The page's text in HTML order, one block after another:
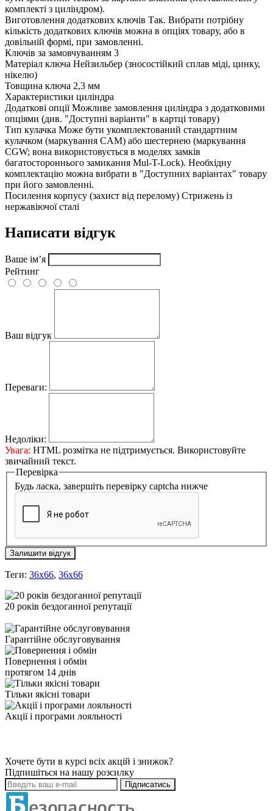
комплекті з циліндром).
Виготовлення додаткових ключів Так. Вибрати потрібну
кількість додаткових ключів можна в опціях товару, або в
довільній формі, при замовленні.
Ключів за замовчуванням 3
Матеріал ключа Нейзильбер (зносостійкий сплав міді, цинку,
нікелю)
Товщина ключа 2,3 мм
Характеристики циліндра
Додаткові опціїМожливе замовлення циліндра з додатковими
опціями (див. "Доступні варіанти" в картці товару)
Тип кулачка Може бути укомплектований стандартним
кулачком (маркування CAM) або шестернею (маркування
CGW; вона використовується в моделях замків
багатостороннього замикання Mul-T-Lock). Необхідну
комплектацію можна вибрати в "Доступних варіантах" товару
при його замовленні.
Посилення корпусу (захист від перелому) Стрижень із
нержавіючої сталі
Написати відгук
Ваше ім’я
Рейтинг
Ваш відгук
Переваги:
Недоліки:
Увага: HTML розмітка не підтримується. Використовуйте
звичайний текст.
Перевірка
Будь ласка, завершіть перевірку captcha нижче
Залишити відгук
Теги: 36x66, 36х66
20 років бездоганної репутації
Гарантійне обслуговування
Повернення і обмін
протягом 14 днів
Тільки якісні товари
Акції і програми лояльності
Хочете бути в курсі всіх акцій і знижок?
Підпишіться на нашу розсилку
Підписатись